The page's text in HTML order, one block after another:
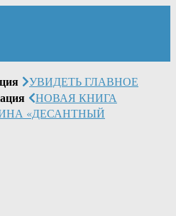
УВИДЕТЬ ГЛАВНОЕ
НОВАЯ КНИГА
«ДЕСАНТНЫЙ